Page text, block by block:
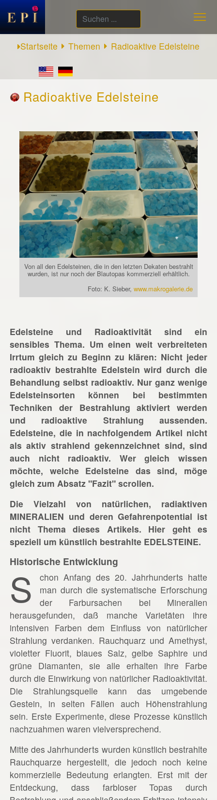
Suchen
...
Startseite
Themen Radioaktive Edelsteine
Radioaktive Edelsteine
Von all den Edelsteinen, die in den letzten Dekaten bestrahlt
wurden, ist nur noch der Blautopas kommerziell erhältlich.
Foto: K. Sieber, www.makrogalerie.de
Edelsteine und Radioaktivität sind ein
sensibles Thema. Um einen weit verbreiteten
Irrtum gleich zu Beginn zu klären: Nicht jeder
radioaktiv bestrahlte Edelstein wird durch die
Behandlung selbst radioaktiv. Nur ganz wenige
Edelsteinsorten können bei bestimmten
Techniken der Bestrahlung aktiviert werden
und radioaktive Strahlung aussenden.
Edelsteine, die in nachfolgendem Artikel nicht
als aktiv strahlend gekennzeichnet sind, sind
auch nicht radioaktiv. Wer gleich wissen
möchte, welche Edelsteine das sind, möge
gleich zum Absatz "Fazit" scrollen.
Die Vielzahl von natürlichen, radiaktiven
MINERALIEN und deren Gefahrenpotential ist
nicht Thema dieses Artikels. Hier geht es
speziell um künstlich bestrahlte EDELSTEINE.
Historische Entwicklung
S
chon Anfang des 20. Jahrhunderts hatte
man durch die systematische Erforschung
der Farbursachen bei Mineralien
herausgefunden, daß manche Varietäten ihre
intensiven Farben dem Einfluss von natürlicher
Strahlung verdanken. Rauchquarz und Amethyst,
violetter Fluorit, blaues Salz, gelbe Saphire und
grüne Diamanten, sie alle erhalten ihre Farbe
durch die Einwirkung von natürlicher Radioaktivität.
Die Strahlungsquelle kann das umgebende
Gestein, in selten Fällen auch Höhenstrahlung
sein. Erste Experimente, diese Prozesse künstlich
nachzuahmen waren vielversprechend.
Mitte des Jahrhunderts wurden künstlich bestrahlte
Rauchquarze hergestellt, die jedoch noch keine
kommerzielle Bedeutung erlangten. Erst mit der
Entdeckung, dass farbloser Topas durch